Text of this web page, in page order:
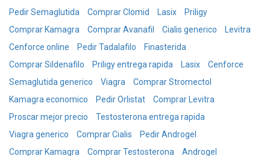
Pedir Semaglutida
Comprar Clomid Lasix
Priligy
Comprar Kamagra
Comprar Avanafil Cialis generico
Levitra
Cenforce online
Pedir Tadalafilo
Finasterida
Comprar Sildenafilo
Priligy entrega rapida Lasix
Cenforce
Semaglutida generico
Viagra
Comprar Stromectol
Kamagra economico
Pedir Orlistat
Comprar Levitra
Proscar mejor precio
Testosterona entrega rapida
Viagra generico
Comprar Cialis
Pedir Androgel
Comprar Kamagra
Comprar Testosterona
Androgel